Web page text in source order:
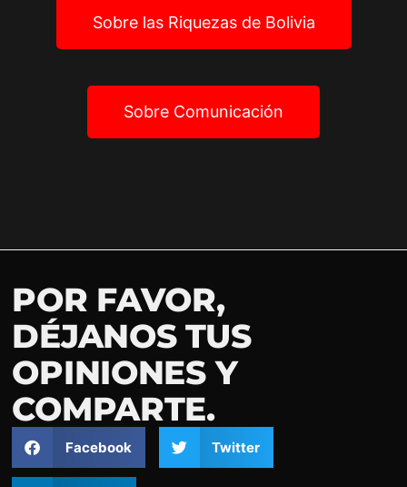
Sobre las Riquezas de Bolivia
Sobre Comunicación
POR FAVOR,
DÉJANOS TUS
OPINIONES Y
COMPARTE.
Facebook Twitter